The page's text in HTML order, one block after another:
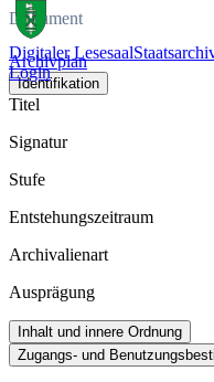
Digitaler Lesesaal
Login
Dokument
Archivplan
Identifikation
Titel
Signatur
Stufe
Entstehungszeitraum
Archivalienart
Ausprägung
Inhalt und innere Ordnung
Zugangs- und